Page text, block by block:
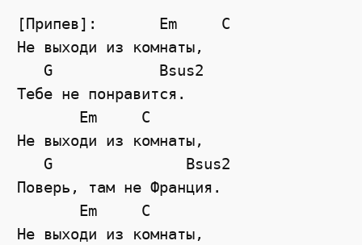
[Припев]:       Em     C
Не выходи из комнаты,
G
Bsus2
Тебе не понравится.
Em
C
Не выходи из комнаты,
G
Bsus2
Поверь, там не Франция.
Em
C
Не выходи из комнаты,